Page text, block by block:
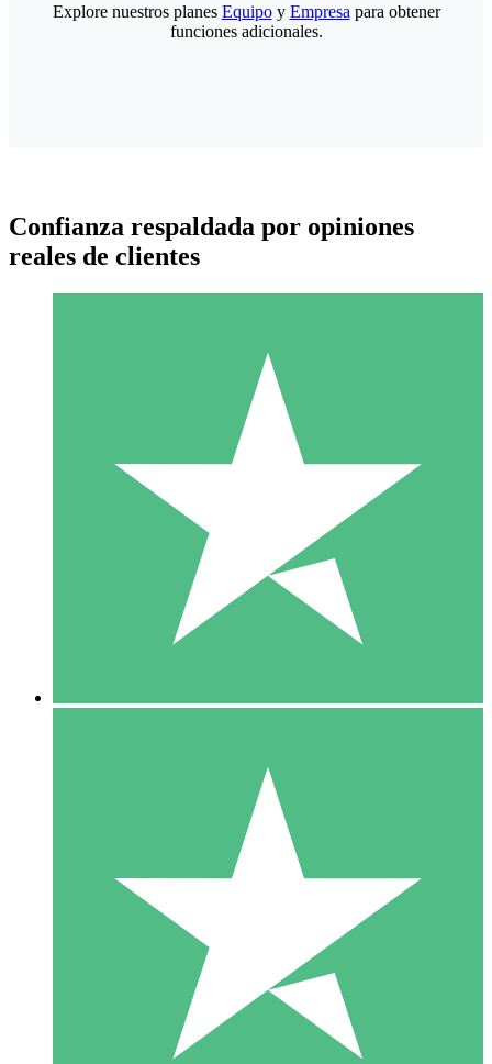
Paquetes de Créditos Individuales
Paga según el uso con créditos de descarga. Sin compromiso
10 00
10 Descargas
20 00
Explore nuestros planes Equipoy Empresa para obtener
funciones adicionales.
Confianza respaldada por opiniones
reales de clientes